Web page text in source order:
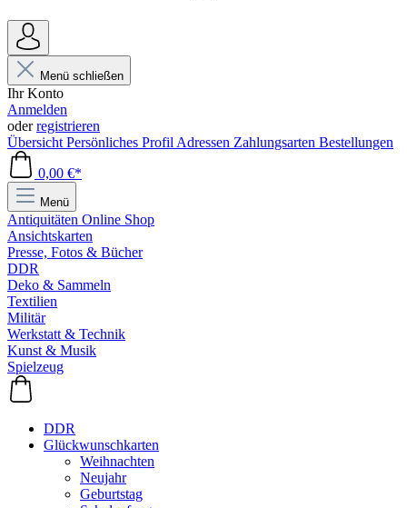
Menü schließen
Ihr Konto
Anmelden
oderregistrieren
Übersicht Persönliches Profil Adressen Zahlungsarten Bestellungen
0,00 €*
Menü
Antiquitäten Online Shop
Ansichtskarten
Presse, Fotos & Bücher
DDR
Deko & Sammeln
Textilien
Militär
Werkstatt & Technik
Kunst & Musik
Spielzeug
DDR
Glückwunschkarten
Weihnachten
Neujahr
Geburtstag